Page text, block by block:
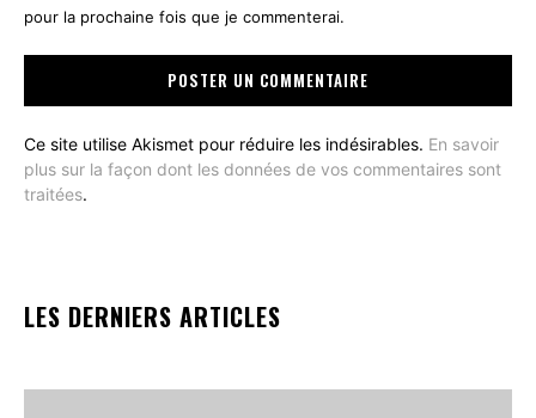
pour la prochaine fois que je commenterai.
Ce site utilise Akismet pour réduire les indésirables. En savoir
plus sur la façon dont les données de vos commentaires sont
traitées.
LES DERNIERS ARTICLES